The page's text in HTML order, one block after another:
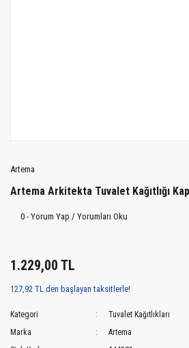
Artema
Artema Arkitekta Tuvalet Kağıtlığı
0 - Yorum Yap / Yorumları Oku
1.229,00 TL
127,92 TL den başlayan taksitlerle!
Kategori
Tuvalet Kağıtlıkları
Marka
Artema